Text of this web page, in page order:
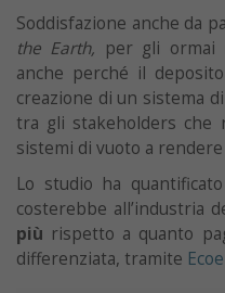
Soddisfazione anche da
the Earth, per gli ormai
anche perché il
creazione di un sistema
tra gli stakeholders che
sistemi di vuoto a
Lo studio ha
costerebbe all’industria
più rispetto a quanto
differenziata, tramite